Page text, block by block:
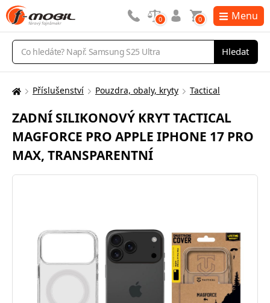
Vyhledávání
Hledat
0 0 Menu
Zde
nacházíte:
Příslušenství Pouzdra, obaly, kryty Tactical
ZADNÍ SILIKONOVÝ KRYT TACTICAL
MAGFORCE PRO APPLE IPHONE 17 PRO
MAX, TRANSPARENTNÍ